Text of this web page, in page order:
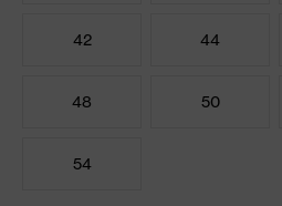
42 44
48 50
54